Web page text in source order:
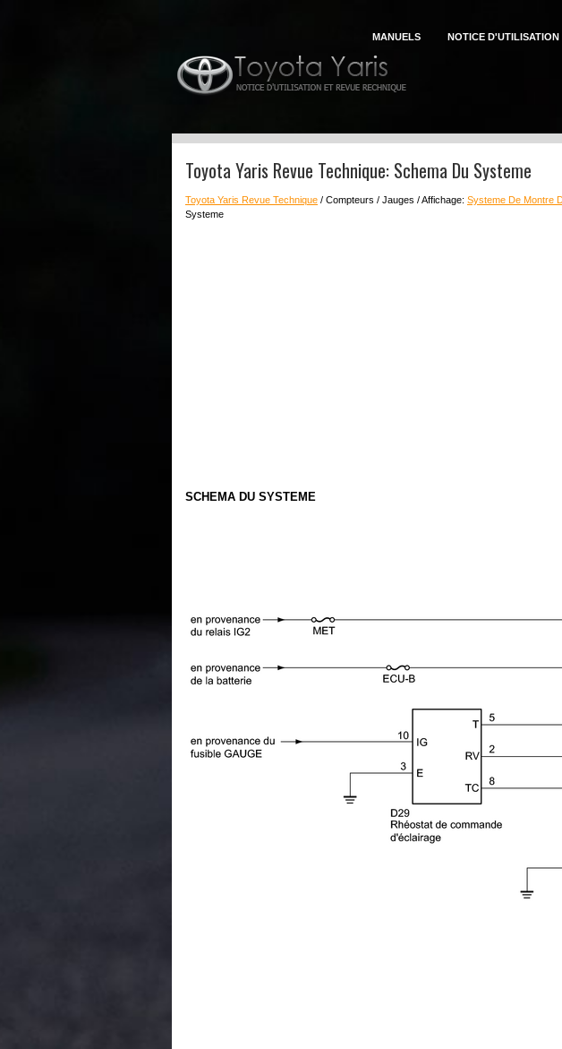
MANUELS NOTICE D'UTILISATION
Toyota Yaris Revue Technique: Schema Du Systeme
Toyota Yaris Revue Technique / Compteurs / Jauges / Affichage: Systeme De Montre
Systeme
SCHEMA DU SYSTEME